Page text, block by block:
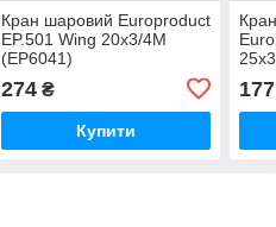
Кран шаровий Europroduct
EP.501 Wing 20x3/4M
(EP6041)
274₴
Купити
177